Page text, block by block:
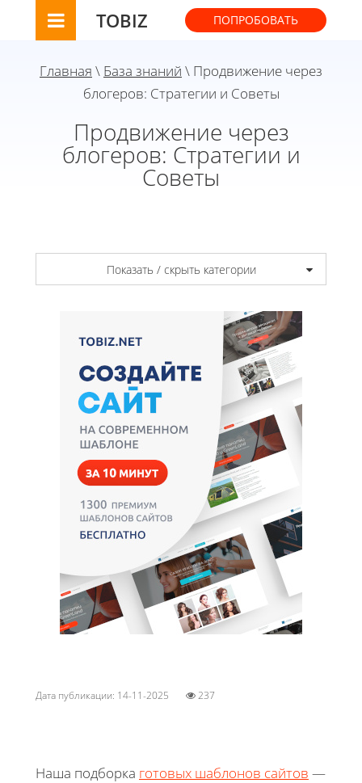
TOBIZ ПОПРОБОВАТЬ
Главная \ База знаний \ Продвижение через
блогеров: Стратегии и Советы
Продвижение через
блогеров: Стратегии и
Советы
Показать / скрыть категории
Дата публикации: 14-11-2025 237
Наша подборка готовых шаблонов сайтов —